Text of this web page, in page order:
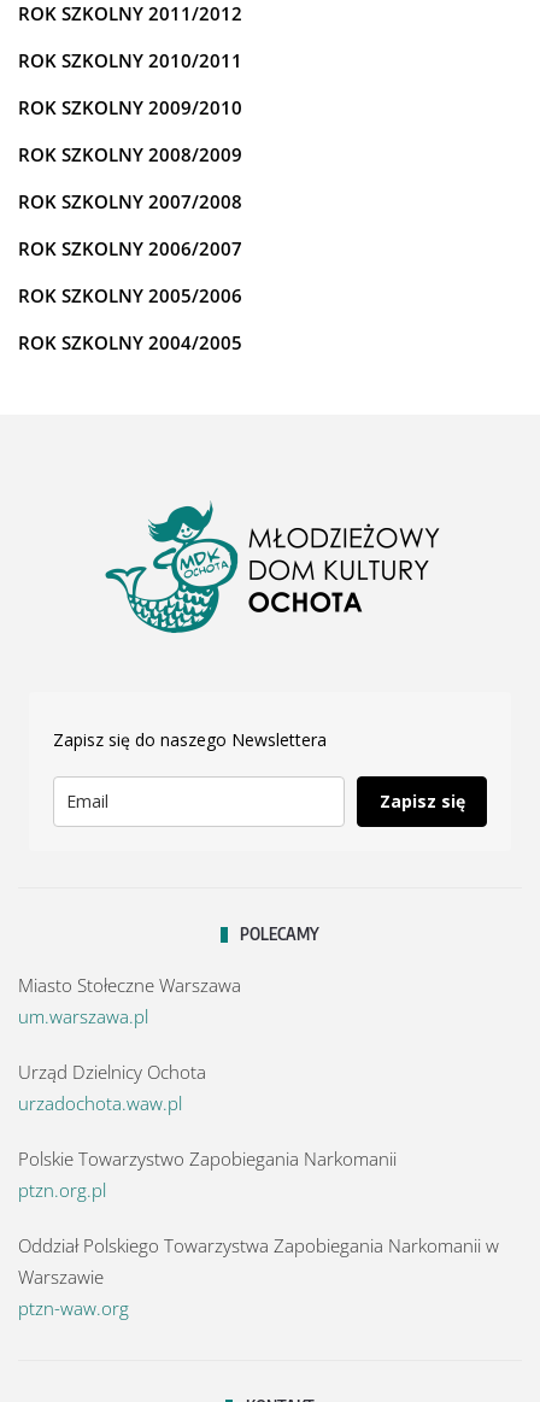
ROK SZKOLNY 2011/2012
ROK SZKOLNY 2010/2011
ROK SZKOLNY 2009/2010
ROK SZKOLNY 2008/2009
ROK SZKOLNY 2007/2008
ROK SZKOLNY 2006/2007
ROK SZKOLNY 2005/2006
ROK SZKOLNY 2004/2005
Zapisz się do naszego Newslettera
Zapisz się
POLECAMY
Miasto Stołeczne Warszawa
um.warszawa.pl
Urząd Dzielnicy Ochota
urzadochota.waw.pl
Polskie Towarzystwo Zapobiegania Narkomanii
ptzn.org.pl
Oddział Polskiego Towarzystwa Zapobiegania Narkomanii w
Warszawie
ptzn-waw.org